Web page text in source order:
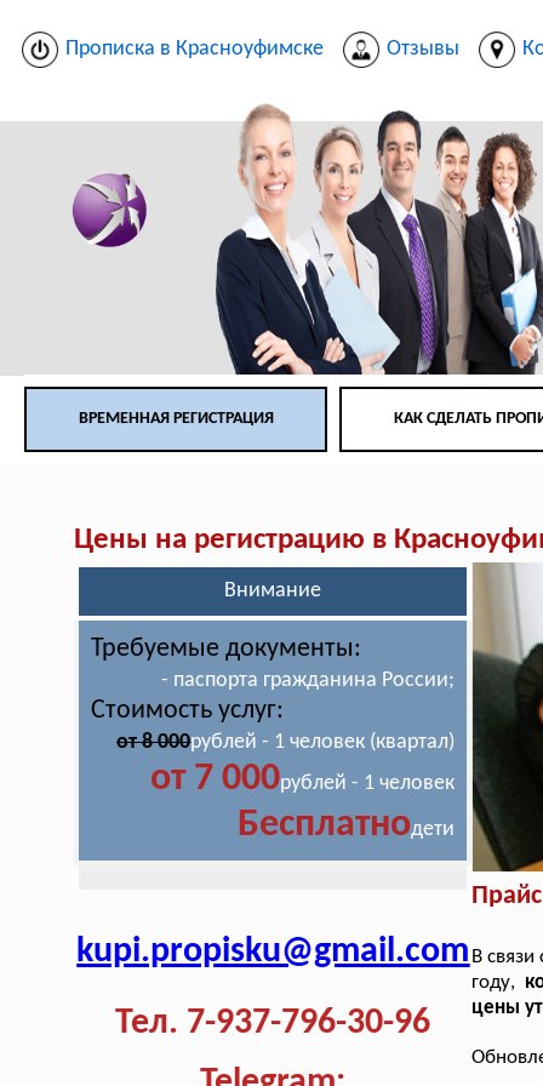
Прописка в Красноуфимске Отзывы
ВРЕМЕННАЯ РЕГИСТРАЦИЯ КАК СДЕЛАТЬ
Цены на регистрацию в
Внимание
Требуемые документы:
- паспорта гражданина России;
Стоимость услуг:
от 8 000рублей - 1 человек (квартал)
от 7 000рублей - 1 человек
Бесплатнодети
kupi.propisku@gmail.com
Тел. 7-937-796-30-96
В
году,
цены